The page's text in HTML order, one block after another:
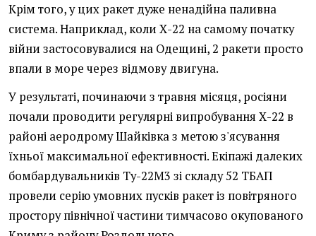
Крім того, у цих ракет дуже ненадійна паливна
система. Наприклад, коли Х-22 на самому початку
війни застосовувалися на Одещині, 2 ракети просто
впали в море через відмову двигуна.
У результаті, починаючи з травня місяця, росіяни
почали проводити регулярні випробування Х-22 в
районі аеродрому Шайківка з метою з'ясування
їхньої максимальної ефективності. Екіпажі далеких
бомбардувальників Ту-22М3 зі складу 52 ТБАП
провели серію умовних пусків ракет із повітряного
простору північної частини тимчасово окупованого